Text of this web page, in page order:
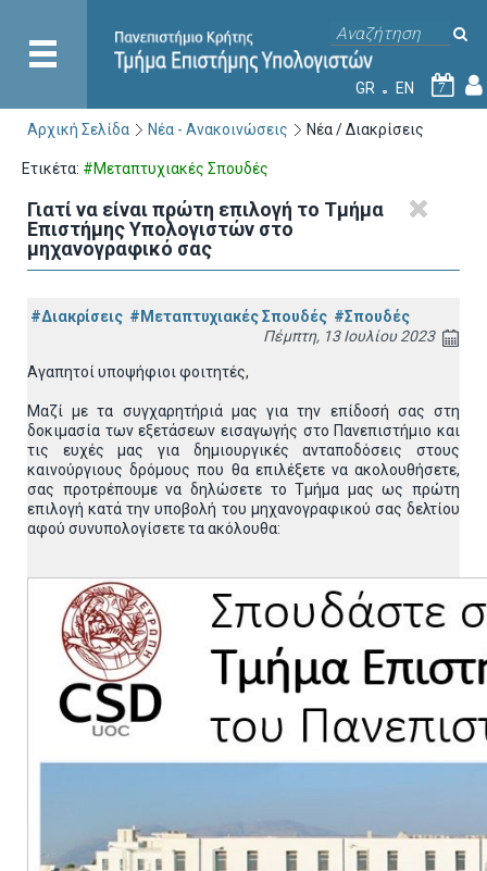
GR EN 7
Αρχική Σελίδα Νέα - Ανακοινώσεις Νέα / Διακρίσεις
Ετικέτα: #Μεταπτυχιακές Σπουδές
Γιατί να είναι πρώτη επιλογή το Τμήμα
Επιστήμης Υπολογιστών στο
μηχανογραφικό σας
#Διακρίσεις #Μεταπτυχιακές Σπουδές #Σπουδές
Πέμπτη, 13 Ιουλίου 2023
Αγαπητοί υποψήφιοι φοιτητές,
Μαζί με τα συγχαρητήριά μας για την επίδοσή σας στη
δοκιμασία των εξετάσεων εισαγωγής στο Πανεπιστήμιο και
τις ευχές μας για δημιουργικές ανταποδόσεις στους
καινούργιους δρόμους που θα επιλέξετε να ακολουθήσετε,
σας προτρέπουμε να δηλώσετε το Τμήμα μας ως πρώτη
επιλογή κατά την υποβολή του μηχανογραφικού σας δελτίου
αφού συνυπολογίσετε τα ακόλουθα: